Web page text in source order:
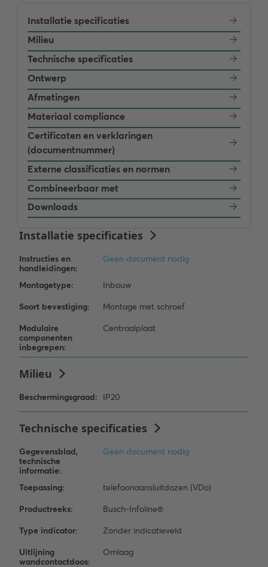
Installatie specificaties
Milieu
Technische specificaties
Ontwerp
Afmetingen
Materiaal compliance
Certificaten en verklaringen
(documentnummer)
Externe classificaties en normen
Combineerbaar met
Downloads